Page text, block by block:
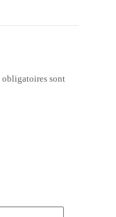
obligatoires sont